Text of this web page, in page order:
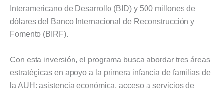
Interamericano de Desarrollo (BID) y 500 millones de
dólares del Banco Internacional de Reconstrucción y
Fomento (BIRF).
Con esta inversión, el programa busca abordar tres áreas
estratégicas en apoyo a la primera infancia de familias de
la AUH: asistencia económica, acceso a servicios de